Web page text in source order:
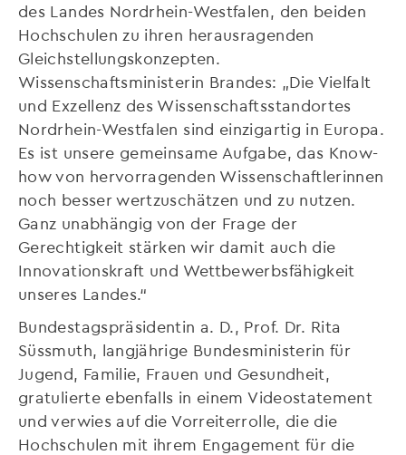
des Landes Nordrhein-Westfalen, den beiden
Hochschulen zu ihren herausragenden
Gleichstellungskonzepten.
Wissenschaftsministerin Brandes: „Die Vielfalt
und Exzellenz des Wissenschaftsstandortes
Nordrhein-Westfalen sind einzigartig in Europa.
Es ist unsere gemeinsame Aufgabe, das Know-
how von hervorragenden Wissenschaftlerinnen
noch besser wertzuschätzen und zu nutzen.
Ganz unabhängig von der Frage der
Gerechtigkeit stärken wir damit auch die
Innovationskraft und Wettbewerbsfähigkeit
unseres Landes.“
Bundestagspräsidentin a. D., Prof. Dr. Rita
Süssmuth, langjährige Bundesministerin für
Jugend, Familie, Frauen und Gesundheit,
gratulierte ebenfalls in einem Videostatement
und verwies auf die Vorreiterrolle, die die
Hochschulen mit ihrem Engagement für die